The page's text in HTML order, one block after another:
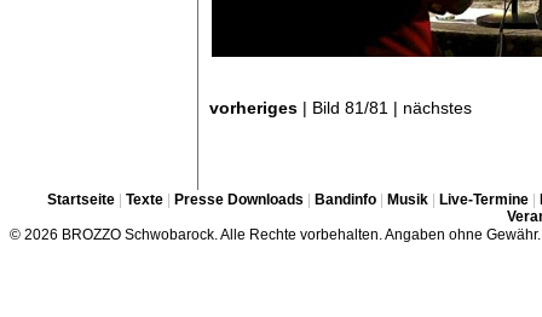
vorheriges | Bild 81/81 | nächstes
Startseite| Texte| Presse Downloads Bandinfo| Musik| Live-Termine|
© 2026 BROZZO Schwobarock. Alle Rechte vorbehalten. Angaben ohne Gewähr.